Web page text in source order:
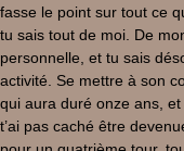
fasse le point sur tout ce
tu sais tout de moi. De
personnelle, et tu sais
activité. Se mettre à son
qui aura duré onze ans,
t’ai pas caché être